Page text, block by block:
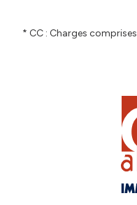
* CC : Charges comprises